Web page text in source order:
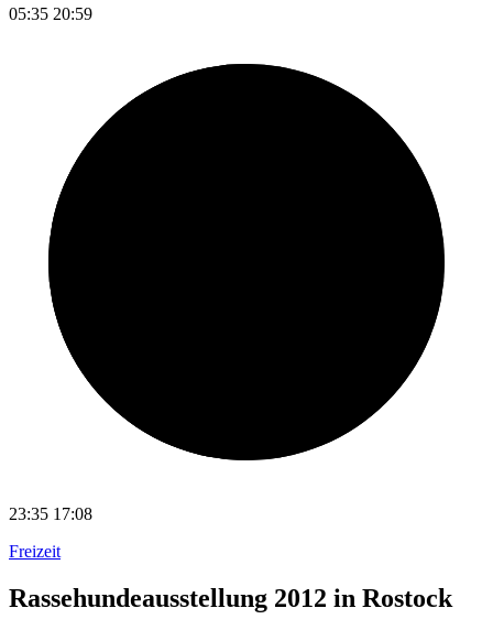
05:35 20:59
23:35 17:08
Freizeit
Rassehundeausstellung 2012 in Rostock